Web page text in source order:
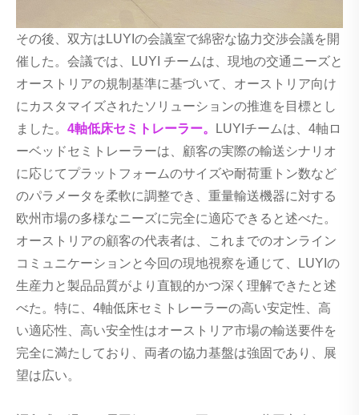
その後、双方はLUYIの会議室で綿密な協力交渉会議を開
催した。会議では、LUYI チームは、現地の交通ニーズと
オーストリアの規制基準に基づいて、オーストリア向け
にカスタマイズされたソリューションの推進を目標とし
ました。 4軸低床セミトレーラー。
LUYIチームは、4軸ロ
ーベッドセミトレーラーは、顧客の実際の輸送シナリオ
に応じてプラットフォームのサイズや耐荷重トン数など
のパラメータを柔軟に調整でき、重量輸送機器に対する
欧州市場の多様なニーズに完全に適応できると述べた。
オーストリアの顧客の代表者は、これまでのオンライン
コミュニケーションと今回の現地視察を通じて、LUYIの
生産力と製品品質がより直観的かつ深く理解できたと述
べた。特に、4軸低床セミトレーラーの高い安定性、高
い適応性、高い安全性はオーストリア市場の輸送要件を
完全に満たしており、両者の協力基盤は強固であり、展
望は広い。